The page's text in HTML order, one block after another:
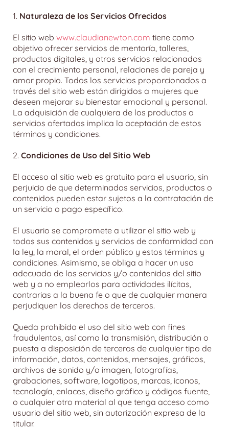
1. Naturaleza de los Servicios Ofrecidos
El sitio web www.claudianewton.com tiene como
objetivo ofrecer servicios de mentoría, talleres,
productos digitales, y otros servicios relacionados
con el crecimiento personal, relaciones de pareja y
amor propio. Todos los servicios proporcionados a
través del sitio web están dirigidos a mujeres que
deseen mejorar su bienestar emocional y personal.
La adquisición de cualquiera de los productos o
servicios ofertados implica la aceptación de estos
términos y condiciones.
2. Condiciones de Uso del Sitio Web
El acceso al sitio web es gratuito para el usuario, sin
perjuicio de que determinados servicios, productos o
contenidos pueden estar sujetos a la contratación de
un servicio o pago específico.
El usuario se compromete a utilizar el sitio web y
todos sus contenidos y servicios de conformidad con
la ley, la moral, el orden público y estos términos y
condiciones. Asimismo, se obliga a hacer un uso
adecuado de los servicios y/o contenidos del sitio
web y a no emplearlos para actividades ilícitas,
contrarias a la buena fe o que de cualquier manera
perjudiquen los derechos de terceros.
Queda prohibido el uso del sitio web con fines
fraudulentos, así como la transmisión, distribución o
puesta a disposición de terceros de cualquier tipo de
información, datos, contenidos, mensajes, gráficos,
archivos de sonido y/o imagen, fotografías,
grabaciones, software, logotipos, marcas, iconos,
tecnología, enlaces, diseño gráfico y códigos fuente,
o cualquier otro material al que tenga acceso como
usuario del sitio web, sin autorización expresa de la
titular.